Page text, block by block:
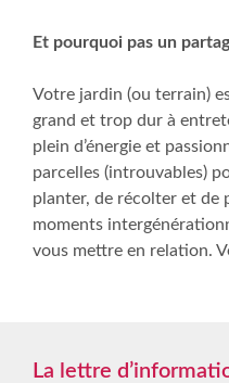
Et pourquoi pas un
Votre jardin (ou terrain)
grand et trop dur à
plein d’énergie et
parcelles (introuvables)
planter, de récolter et de
moments
vous mettre en relation.
La lettre